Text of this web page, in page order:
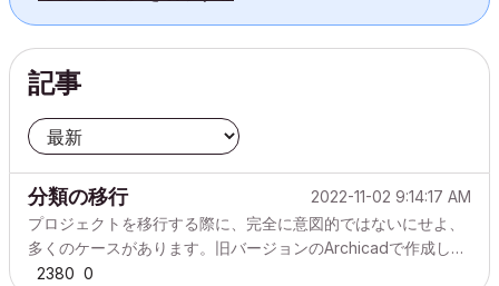
記事
分類の移行
2022-11-02 9:14:17 AM
プロジェクトを移行する際に、完全に意図的ではないにせよ、
多くのケースがあります。旧バージョンのArchicadで作成した
コンテンツを新バージョンで開くと、この現象が発生します。
2380 0